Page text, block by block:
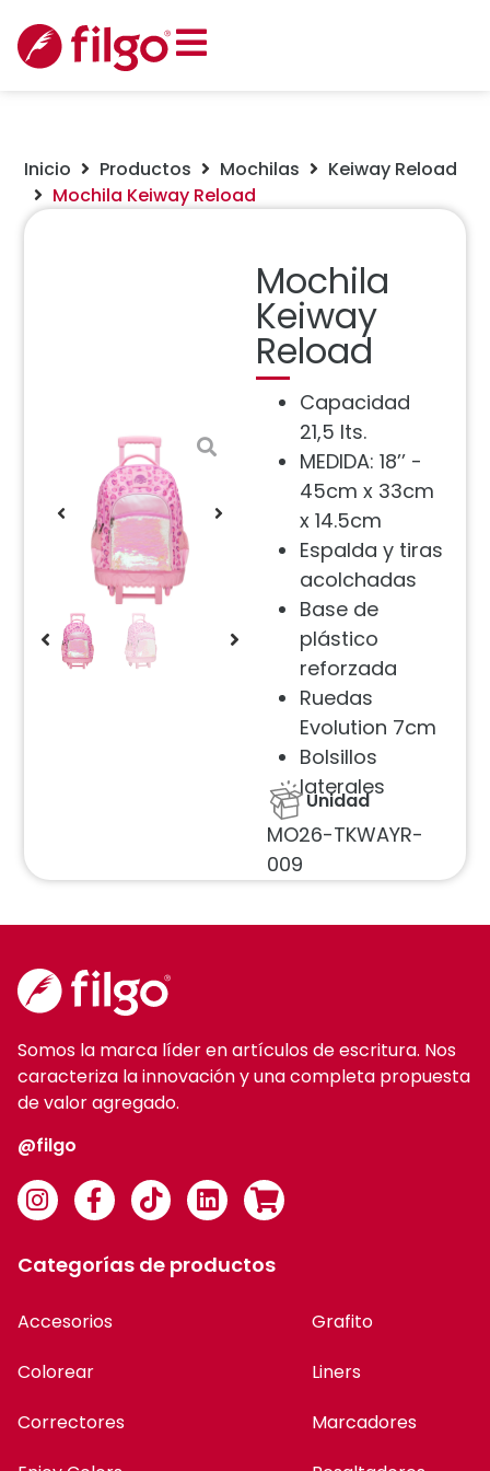
Inicio Productos Mochilas
Keiway Reload
Mochila Keiway Reload
Mochila
Keiway
Reload
Capacidad
21,5 lts.
MEDIDA: 18’’ -
45cm x 33cm
x 14.5cm
Espalda y tiras
acolchadas
Base de
plástico
reforzada
Ruedas
Evolution 7cm
Bolsillos
laterales
Unidad
MO26-TKWAYR-
009
Somos la marca líder en artículos de escritura. Nos
caracteriza la innovación y una completa propuesta
de valor agregado.
@filgo
Categorías de productos
Accesorios
Colorear
Correctores
Grafito
Liners
Marcadores